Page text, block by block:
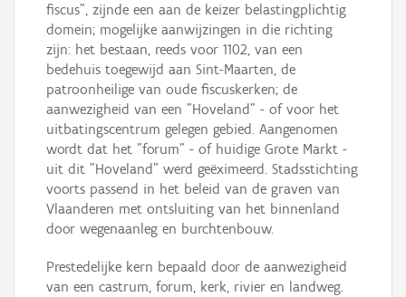
fiscus", zijnde een aan de keizer belastingplichtig
domein; mogelijke aanwijzingen in die richting
zijn: het bestaan, reeds voor 1102, van een
bedehuis toegewijd aan Sint-Maarten, de
patroonheilige van oude fiscuskerken; de
aanwezigheid van een "Hoveland" - of voor het
uitbatingscentrum gelegen gebied. Aangenomen
wordt dat het "forum" - of huidige Grote Markt -
uit dit "Hoveland" werd geëximeerd. Stadsstichting
voorts passend in het beleid van de graven van
Vlaanderen met ontsluiting van het binnenland
door wegenaanleg en burchtenbouw.
Prestedelijke kern bepaald door de aanwezigheid
van een castrum, forum, kerk, rivier en landweg.